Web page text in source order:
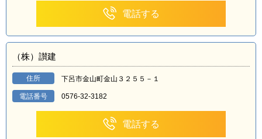
電話する
（株）讃建
住所 下呂市金山町金山３２５５－１
電話番号 0576-32-3182
電話する